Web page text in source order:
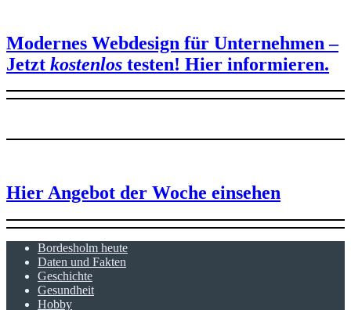
Modernes Webdesign für Unternehmen –
Jetzt kostenlos testen! Hier informieren.
Hier Angebot der Woche einsehen
Bordesholm heute
Daten und Fakten
Geschichte
Gesundheit
Hobby